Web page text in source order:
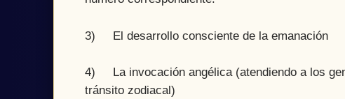
3) El desarrollo consciente de la emanación
4) La invocación angélica (atendiendo a los
tránsito zodiacal)